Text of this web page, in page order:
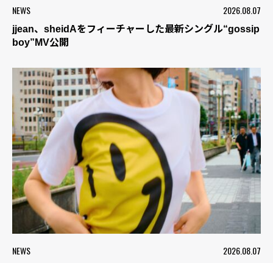
NEWS 2026.08.07
jjean、sheidAをフィーチャーした最新シングル“gossip
boy”MV公開
NEWS 2026.08.07